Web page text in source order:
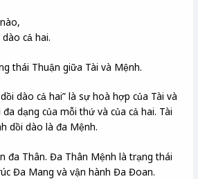
cả hai.
thái Thuận giữa Tài và Mệnh.
dào cả hai” là sự hoà hợp của Tài và
dạng của mỗi thứ và của cả hai. Tài
dồi dào là đa Mệnh.
đa Thân. Đa Thân Mệnh là trạng thái
Đa Mang và vận hành Đa Đoan.